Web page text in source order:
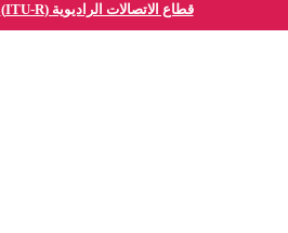
قطاع الاتصالات الراديوية (ITU-R)